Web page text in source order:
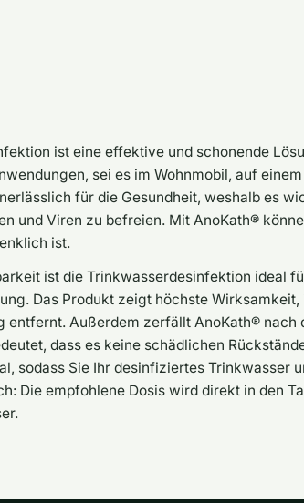
ist eine effektive und schonende
sei es im Wohnmobil, auf
für die Gesundheit, weshalb es
und Viren zu befreien. Mit AnoKath®
ist.
ist die Trinkwasserdesinfektion ideal
Das Produkt zeigt höchste
Außerdem zerfällt AnoKath® nach
dass es keine schädlichen
sodass Sie Ihr desinfiziertes Trinkwasser
Die empfohlene Dosis wird direkt in den